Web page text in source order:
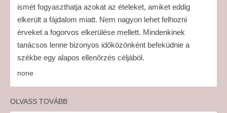
ismét fogyaszthatja azokat az ételeket, amiket eddig
elkerült a fájdalom miatt. Nem nagyon lehet felhozni
érveket a fogorvos elkerülése mellett. Mindenkinek
tanácsos lenne bizonyos időközönként befeküdnie a
székbe egy alapos ellenőrzés céljából.
none
OLVASS TOVÁBB